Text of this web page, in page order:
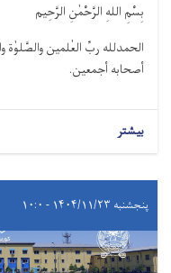
بِسْمِ اللهِ الرَّحْمٰنِ الرَّحِيم
الحمدلله ربِّ العٰلمین
أصحابه أجمعین.
بیشتر
پنجشنبه ۱۴۰۴/۱۱/۲۳ - ۱۰:۰